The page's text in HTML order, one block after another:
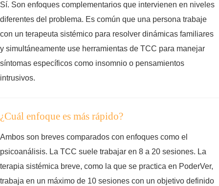
Sí. Son enfoques complementarios que intervienen en niveles
diferentes del problema. Es común que una persona trabaje
con un terapeuta sistémico para resolver dinámicas familiares
y simultáneamente use herramientas de TCC para manejar
síntomas específicos como insomnio o pensamientos
intrusivos.
¿Cuál enfoque es más rápido?
Ambos son breves comparados con enfoques como el
psicoanálisis. La TCC suele trabajar en 8 a 20 sesiones. La
terapia sistémica breve, como la que se practica en PoderVer,
trabaja en un máximo de 10 sesiones con un objetivo definido